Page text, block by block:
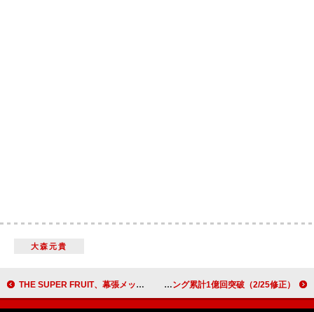
大森元貴
THE SUPER FRUIT、幕張メッセ公演より「サクラフレフレ」ライブ映像を公開 M!LK「好きすぎて滅！」自身初のストリーミング累計1億回突破（2/25修正）